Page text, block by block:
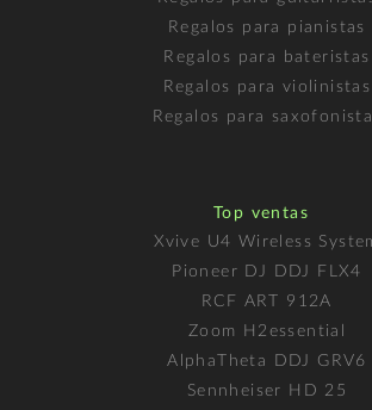
Regalos para pianistas
Regalos para bateristas
Regalos para violinistas
Regalos para
Top ventas
Xvive U4 Wireless
Pioneer DJ DDJ FLX4
RCF ART 912A
Zoom H2essential
AlphaTheta DDJ GRV6
Sennheiser HD 25